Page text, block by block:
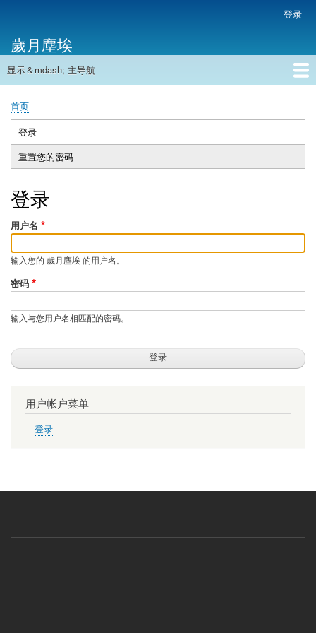
主
内
帐
户
菜
单
登录
歲月塵埃
主
航
显示＆mdash; 主导航
首页
面
包
屑
首页
主
标
登录
动
标
重置您的密码
登录
用户名
输入您的 歲月塵埃 的用户名。
密码
输入与您用户名相匹配的密码。
用户帐户菜单
登录